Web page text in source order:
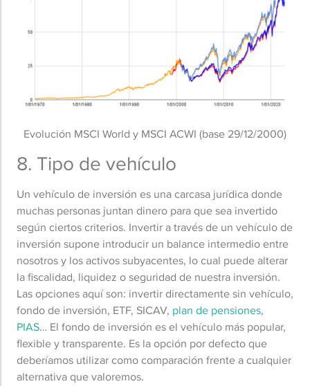
Evolución MSCI World y MSCI ACWI (base 29/12/2000)
8. Tipo de vehículo
Un vehículo de inversión es una carcasa jurídica donde
muchas personas juntan dinero para que sea invertido
según ciertos criterios. Invertir a través de un vehículo de
inversión supone introducir un balance intermedio entre
nosotros y los activos subyacentes, lo cual puede alterar
la fiscalidad, liquidez o seguridad de nuestra inversión.
Las opciones aquí son: invertir directamente sin vehículo,
fondo de inversión, ETF, SICAV, plan de pensiones,
PIAS… El fondo de inversión es el vehículo más popular,
flexible y transparente. Es la opción por defecto que
deberíamos utilizar como comparación frente a cualquier
alternativa que valoremos.